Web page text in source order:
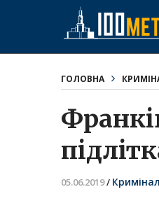
ГОЛОВНА
05.06.2019/ Кримінал